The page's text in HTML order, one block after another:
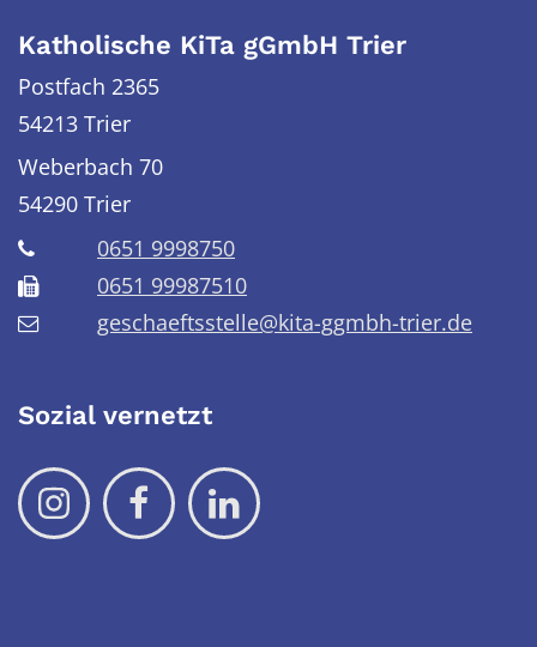
Katholische KiTa gGmbH Trier
Postfach 2365
54213 Trier
Weberbach 70
54290 Trier
0651 9998750
0651 99987510
geschaeftsstelle@kita-ggmbh-trier.de
Sozial vernetzt